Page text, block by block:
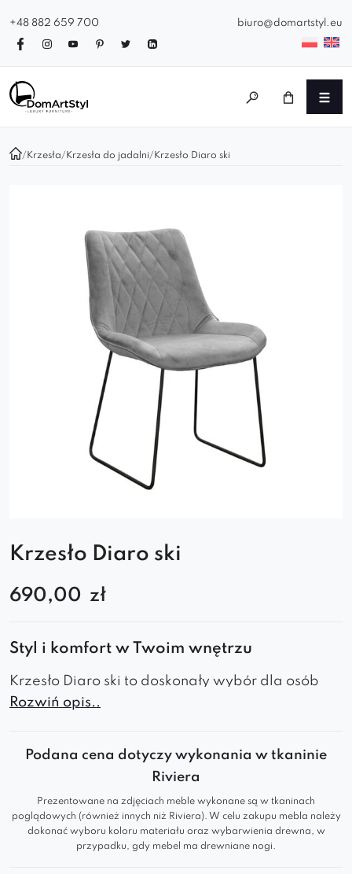
+48 882 659 700 biuro@domartstyl.eu
/ Krzesła/ Krzesła do jadalni/ Krzesło Diaro ski
Krzesło Diaro ski
690,00 zł
Styl i komfort w Twoim wnętrzu
Krzesło Diaro ski to doskonały wybór dla osób
ceniących elegancję i wygodę. Jego nowoczesny
świetnie sprawdzi się w jadalni, salonie czy
Nowoczesny design– minimalistyczna forma
i stylowe przeszycia dodają wnętrzu
elegancji.
Rozwiń opis..
Podana cena dotyczy wykonania w tkaninie
Riviera
Prezentowane na zdjęciach meble wykonane są w tkaninach
poglądowych (również innych niż Riviera). W celu zakupu mebla należy
dokonać wyboru koloru materiału oraz wybarwienia drewna, w
przypadku, gdy mebel ma drewniane nogi.